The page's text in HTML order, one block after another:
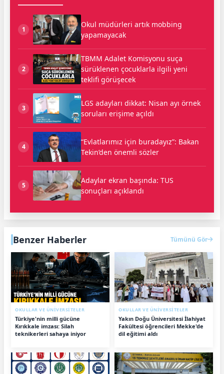
1
Okul müdürleri artık mobbing
yapamayacak
2
TBMM Adalet Komisyonu suça
sürüklenen çocuklarla ilgili yeni
teklifi görüşecek
3
LGS adayları dikkat: Nisan ayı örnek
soruları erişime açıldı
4
“Evlatlarımız için buradayız”: Bakan
Tekin’den önemli sözler
5
Adaylar ekran başında: TUS
sonuçları açıklandı
Benzer Haberler Tümünü Gör
OKULLAR VE ÜNİVERSİTELER
Türkiye'nin milli gücüne
Kırıkkale imzası: Silah
teknikerleri sahaya iniyor
OKULLAR VE ÜNİVERSİTELER
Yakın Doğu Üniversitesi İlahiyat
Fakültesi öğrencileri Mekke'de
dil eğitimi aldı